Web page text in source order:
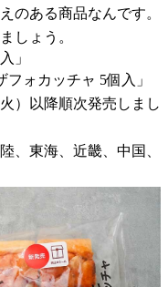
のある商品なんです。
しょう。
」
ォカッチャ 5個入」
）以降順次発売しまし
、東海、近畿、中国、